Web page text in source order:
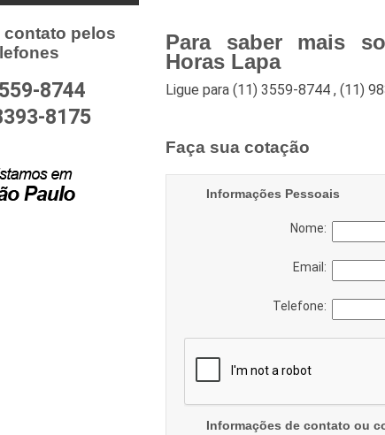
contato pelos
8744
8175
Para saber mais
Horas Lapa
Ligue para (11) 3559-8744 , (11)
Faça sua cotação
Informações Pessoais
Nome:
Email:
Telefone:
Informações de contato ou